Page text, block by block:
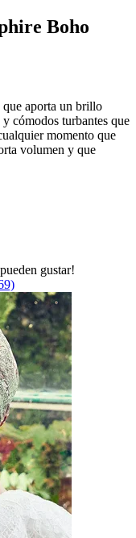
Boho
que aporta un brillo
cómodos turbantes que
momento que
volumen y que
gustar!